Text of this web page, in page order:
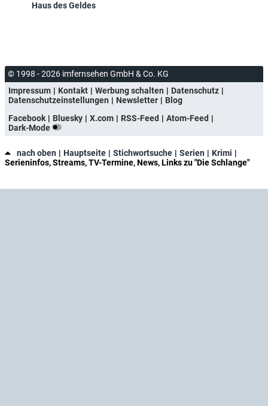
Haus des Geldes
© 1998 - 2026 imfernsehen GmbH & Co. KG
Impressum
Kontakt Werbung schalten
Datenschutz
Datenschutzeinstellungen
Newsletter
Blog
Facebook
Bluesky X.com RSS-Feed
Atom-Feed
Dark-Mode
nach oben Hauptseite Stichwortsuche Serien
Krimi
Serieninfos, Streams, TV-Termine, News, Links zu "Die Schlange"